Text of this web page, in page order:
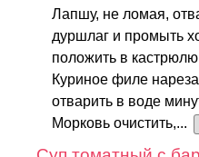
Лапшу, не ломая,
дуршлаг и промыть
положить в
Куриное филе
отварить в воде
Морковь очистить,...